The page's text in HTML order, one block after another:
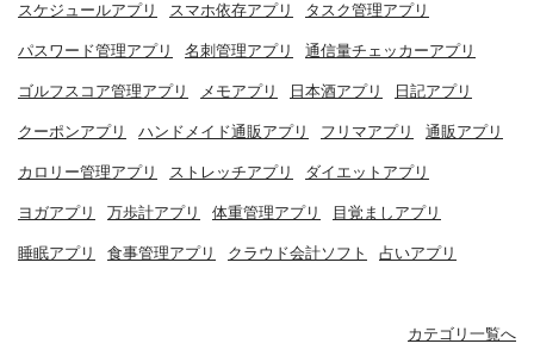
スケジュールアプリ スマホ依存アプリ タスク管理アプリ
パスワード管理アプリ 名刺管理アプリ 通信量チェッカーアプリ
ゴルフスコア管理アプリ メモアプリ 日本酒アプリ 日記アプリ
クーポンアプリ ハンドメイド通販アプリ フリマアプリ 通販アプリ
カロリー管理アプリ ストレッチアプリ ダイエットアプリ
ヨガアプリ 万歩計アプリ 体重管理アプリ 目覚ましアプリ
睡眠アプリ 食事管理アプリ クラウド会計ソフト 占いアプリ
カテゴリ一覧へ